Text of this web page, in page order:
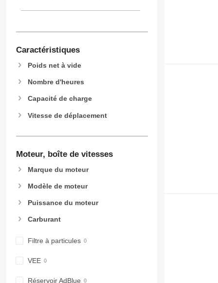
907
908
914
918
931
938
955
962
966
973
Caractéristiques
Poids net à vide
Nombre d'heures
Capacité de charge
Vitesse de déplacement
Moteur, boîte de vitesses
Marque du moteur
Modèle de moteur
Puissance du moteur
Carburant
Filtre à particules
VEE
Réservoir AdBlue